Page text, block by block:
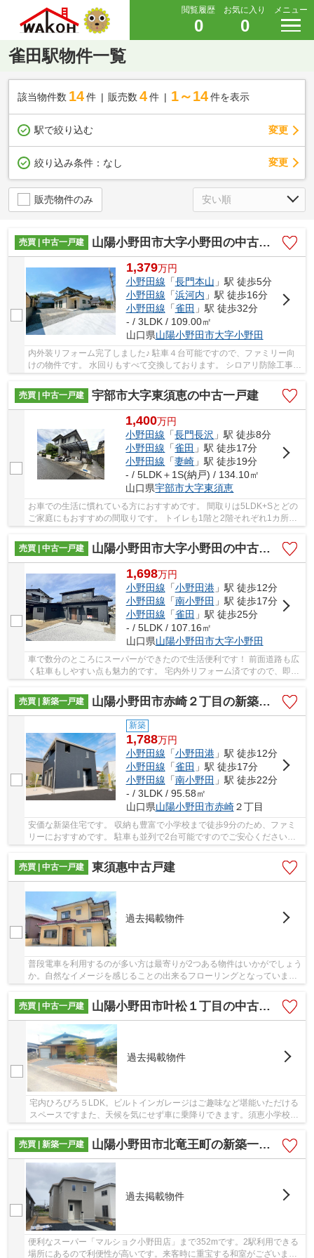
閲覧履歴
0
お気に入り
0
メニュー
雀田駅物件一覧
該当物件数 14件 販売数 4 件 1～14 件を表示
駅で絞り込む 変更
絞り込み条件： なし 変更
販売物件のみ
売買 | 中古一戸建 山陽小野田市大字小野田の中古一戸建
1,379万円
小野田線 「長門本山 」駅 徒歩5分
小野田線 「浜河内 」駅 徒歩16分
小野田線 「雀田 」駅 徒歩32分
- / 3LDK / 109.00㎡
山口県山陽小野田市大字小野田
内外装リフォーム完了しました♪ 駐車４台可能ですので、ファミリー向
けの物件です。 水回りもすべて交換しております。 シロアリ防除工事施
売買 | 中古一戸建
宇部市大字東須恵の中古一戸建
1,400万円
小野田線 「長門長沢 」駅 徒歩8分
小野田線 「雀田 」駅 徒歩17分
小野田線 「妻崎 」駅 徒歩19分
- / 5LDK＋1S(納戸) / 134.10㎡
山口県宇部市大字東須恵
お車での生活に慣れている方におすすめです。 間取りは5LDK+Sとどの
ご家庭にもおすすめの間取りです。 トイレも1階と2階それぞれ1カ所ず
売買 | 中古一戸建
山陽小野田市大字小野田の中古一戸建
1,698万円
小野田線 「小野田港」駅 徒歩12分
小野田線 「南小野田 」駅 徒歩17分
小野田線 「雀田 」駅 徒歩25分
- / 5LDK / 107.16㎡
山口県山陽小野田市大字小野田
車で数分のところにスーパーができたので生活便利です！ 前面道路も広
く駐車もしやすい点も魅力的です。 宅内外リフォーム済ですので、即入
売買 | 新築一戸建
山陽小野田市赤崎２丁目の新築一戸建
新築
1,788万円
小野田線 「小野田港」駅 徒歩12分
小野田線 「雀田 」駅 徒歩17分
小野田線 「南小野田 」駅 徒歩22分
- / 3LDK / 95.58㎡
山口県山陽小野田市赤崎２丁目
安価な新築住宅です。 収納も豊富で小学校まで徒歩9分のため、ファミ
リーにおすすめです。 駐車も並列で2台可能ですのでご安心ください☆
即日予約なしで、ご内見できますのでお気軽に...
売買 | 中古一戸建
東須惠中古戸建
過去掲載物件
普段電車を利用するのが多い方は最寄りが2つある物件はいかがでしょう
か。自然なイメージを感じることの出来るフローリングとなっていま
す。綺麗な室内の中古戸建て物件で素敵な日々を...
売買 | 中古一戸建
山陽小野田市叶松１丁目の中古一戸建
過去掲載物件
宅内ひろびろ５LDK。ビルトインガレージはご趣味など堪能いただける
スペースですまた、天候を気にせず車に乗降りできます。須恵小学校ま
で徒歩7分の近距離も魅力的です。
売買 | 新築一戸建
山陽小野田市北竜王町の新築一戸建
過去掲載物件
便利なスーパー「マルショク小野田店」まで352mです。2駅利用できる
場所にあるので利便性が高いです。来客時に重宝する和室がございま